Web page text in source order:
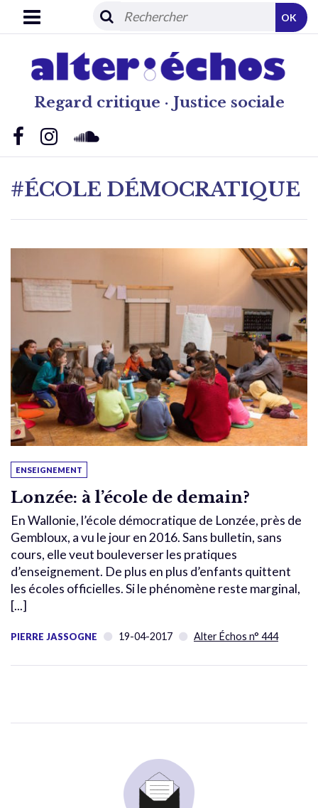
Regard critique · Justice sociale
OK
#ÉCOLE DÉMOCRATIQUE
ENSEIGNEMENT
Lonzée: à l’école de demain?
En Wallonie, l’école démocratique de Lonzée, près de
Gembloux, a vu le jour en 2016. Sans bulletin, sans
cours, elle veut bouleverser les pratiques
d’enseignement. De plus en plus d’enfants quittent
les écoles officielles. Si le phénomène reste marginal,
[...]
PIERRE JASSOGNE 19-04-2017 Alter Échos n° 444